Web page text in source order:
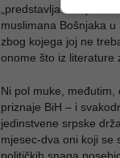
„predstavlja kao
muslimana Bošnjaka
zbog kojega joj ne
onome što iz literature
Ni pol muke, međutim,
priznaje BiH – i
jedinstvene srpske
mjesec-dva oni koji se